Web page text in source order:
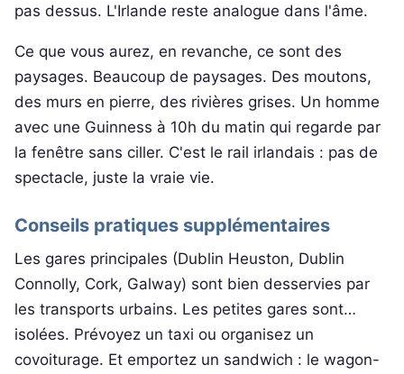
pas dessus. L'Irlande reste analogue dans l'âme.
Ce que vous aurez, en revanche, ce sont des
paysages. Beaucoup de paysages. Des moutons,
des murs en pierre, des rivières grises. Un homme
avec une Guinness à 10h du matin qui regarde par
la fenêtre sans ciller. C'est le rail irlandais : pas de
spectacle, juste la vraie vie.
Conseils pratiques supplémentaires
Les gares principales (Dublin Heuston, Dublin
Connolly, Cork, Galway) sont bien desservies par
les transports urbains. Les petites gares sont…
isolées. Prévoyez un taxi ou organisez un
covoiturage. Et emportez un sandwich : le wagon-